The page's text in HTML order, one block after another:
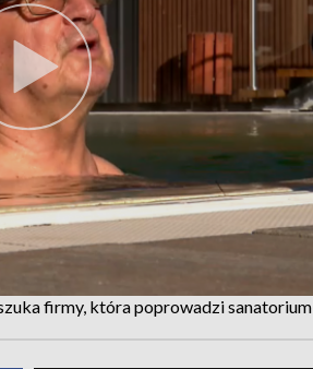
firmy, która poprowadzi sanatorium